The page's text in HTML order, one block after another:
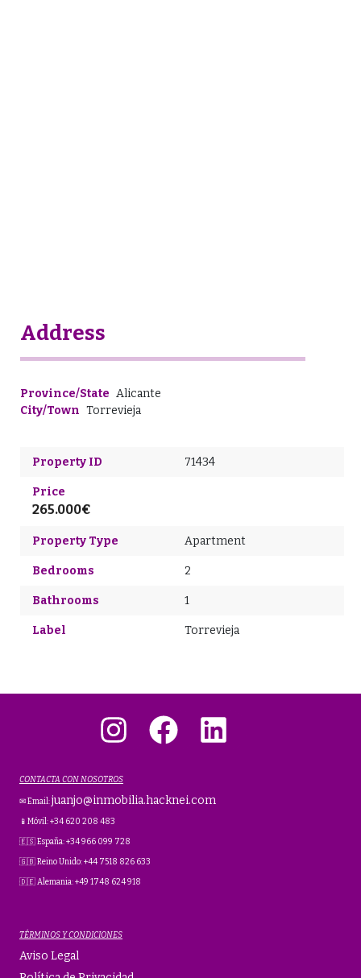
Address
Province/State Alicante
City/Town Torrevieja
Property ID 71434
Price
265.000€
Property Type Apartment
Bedrooms 2
Bathrooms 1
Label Torrevieja
InstagramFacebook LinkedIn
CONTACTA CON NOSOTROS
✉ Email:juanjo@inmobilia.hacknei.com
📱Móvil: +34 620 208 483
🇪🇸 España: +34 966 099 728
🇬🇧 Reino Unido: +44 7518 826 633
🇩🇪 Alemania: +49 1748 624 918
TÉRMINOS Y CONDICIONES
Aviso Legal